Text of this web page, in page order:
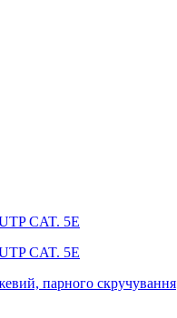
CAT. 5E
CAT. 5E
парного скручування